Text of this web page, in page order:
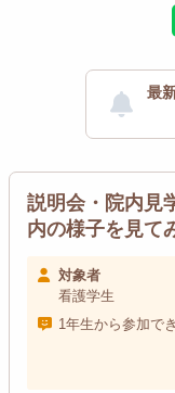
最
説明会・院内見
内の様子を見て
対象者
看護学生
1年生から参加で